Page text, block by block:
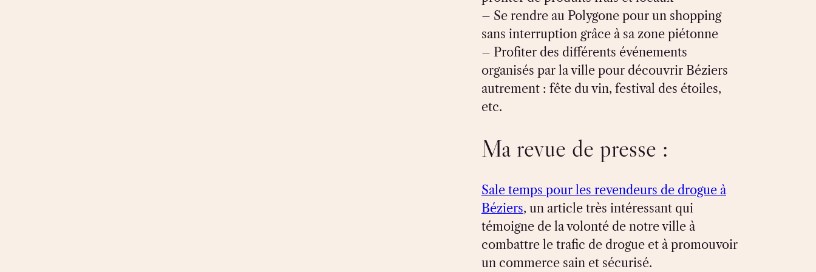
– Se rendre au Polygone pour un shopping
sans interruption grâce à sa zone piétonne
– Profiter des différents événements
organisés par la ville pour découvrir Béziers
autrement : fête du vin, festival des étoiles,
etc.
Ma revue de presse :
Sale temps pour les revendeurs de drogue à
Béziers, un article très intéressant qui
témoigne de la volonté de notre ville à
combattre le trafic de drogue et à promouvoir
un commerce sain et sécurisé.